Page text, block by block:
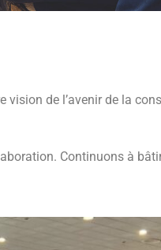
de l’avenir de la
Continuons à